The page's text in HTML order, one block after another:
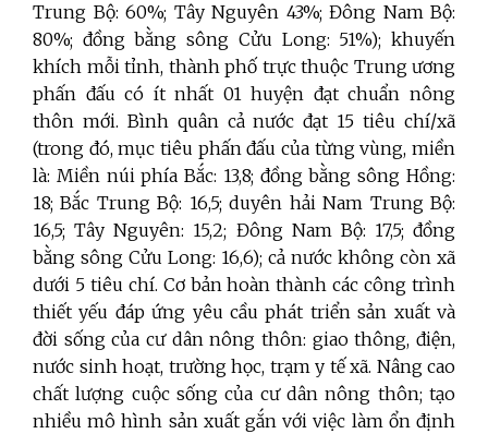
Trung Bộ: 60%; Tây Nguyên 43%; Đông Nam Bộ:
80%; đồng bằng sông Cửu Long: 51%); khuyến
khích mỗi tỉnh, thành phố trực thuộc Trung ương
phấn đấu có ít nhất 01 huyện đạt chuẩn nông
thôn mới. Bình quân cả nước đạt 15 tiêu chí/xã
(trong đó, mục tiêu phấn đấu của từng vùng, miền
là: Miền núi phía Bắc: 13,8; đồng bằng sông Hồng:
18; Bắc Trung Bộ: 16,5; duyên hải Nam Trung Bộ:
16,5; Tây Nguyên: 15,2; Đông Nam Bộ: 17,5; đồng
bằng sông Cửu Long: 16,6); cả nước không còn xã
dưới 5 tiêu chí. Cơ bản hoàn thành các công trình
thiết yếu đáp ứng yêu cầu phát triển sản xuất và
đời sống của cư dân nông thôn: giao thông, điện,
nước sinh hoạt, trường học, trạm y tế xã. Nâng cao
chất lượng cuộc sống của cư dân nông thôn; tạo
nhiều mô hình sản xuất gắn với việc làm ổn định